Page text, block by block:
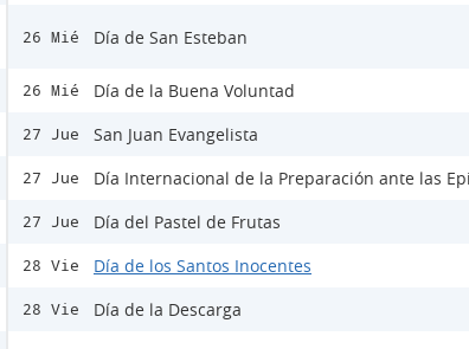
26 Mié Día de San Esteban
26 Mié Día de la Buena Voluntad
27 Jue San Juan Evangelista
27 Jue Día Internacional de la Preparación ante las
27 Jue Día del Pastel de Frutas
28 Vie Día de los Santos Inocentes
28 Vie Día de la Descarga